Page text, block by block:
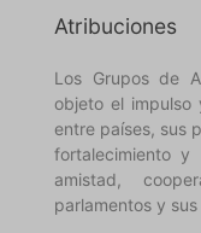
Atribuciones
Los Grupos de
objeto el impulso
entre países, sus
fortalecimiento
amistad,
parlamentos y